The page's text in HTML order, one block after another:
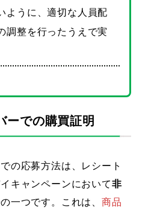
ように、適切な人員配
調整を行ったうえで実
ーでの購買証明
の応募方法は、レシート
キャンペーンにおいて非
の一つです。これは、 商品